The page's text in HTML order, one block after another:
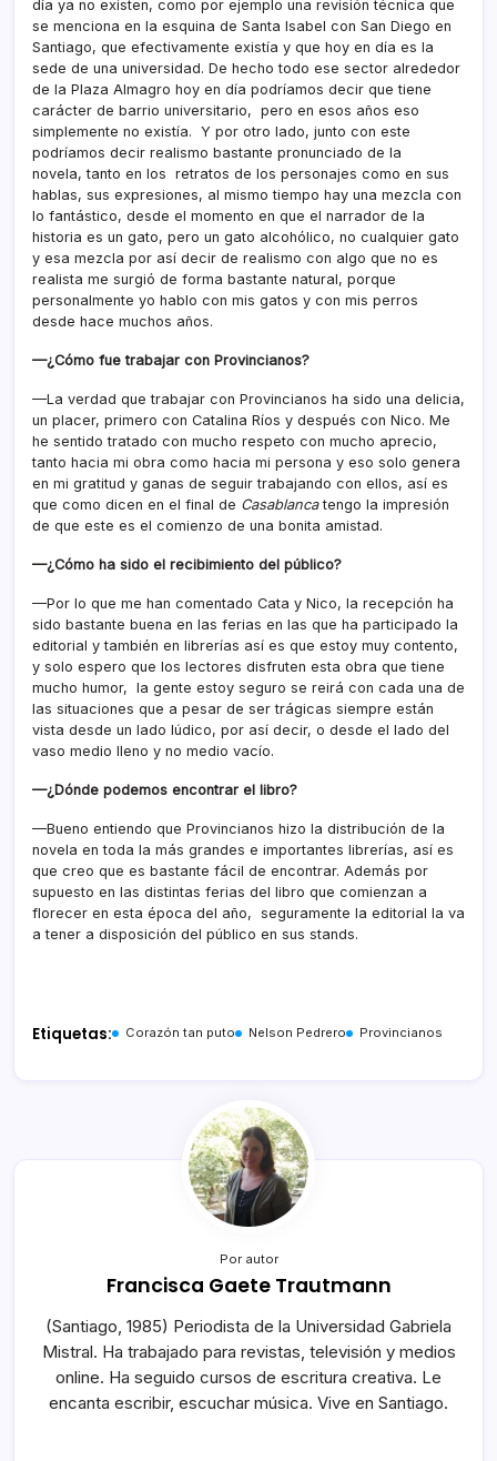
día ya no existen, como por ejemplo una revisión técnica que
se menciona en la esquina de Santa Isabel con San Diego en
Santiago, que efectivamente existía y que hoy en día es la
sede de una universidad. De hecho todo ese sector alrededor
de la Plaza Almagro hoy en día podríamos decir que tiene
carácter de barrio universitario, pero en esos años eso
simplemente no existía. Y por otro lado, junto con este
podríamos decir realismo bastante pronunciado de la
novela, tanto en los retratos de los personajes como en sus
hablas, sus expresiones, al mismo tiempo hay una mezcla con
lo fantástico, desde el momento en que el narrador de la
historia es un gato, pero un gato alcohólico, no cualquier gato
y esa mezcla por así decir de realismo con algo que no es
realista me surgió de forma bastante natural, porque
personalmente yo hablo con mis gatos y con mis perros
desde hace muchos años.
—¿Cómo fue trabajar con Provincianos?
—La verdad que trabajar con Provincianos ha sido una delicia,
un placer, primero con Catalina Ríos y después con Nico. Me
he sentido tratado con mucho respeto con mucho aprecio,
tanto hacia mi obra como hacia mi persona y eso solo genera
en mi gratitud y ganas de seguir trabajando con ellos, así es
que como dicen en el final de Casablancatengo la impresión
de que este es el comienzo de una bonita amistad.
—¿Cómo ha sido el recibimiento del público?
—Por lo que me han comentado Cata y Nico, la recepción ha
sido bastante buena en las ferias en las que ha participado la
editorial y también en librerías así es que estoy muy contento,
y solo espero que los lectores disfruten esta obra que tiene
mucho humor, la gente estoy seguro se reirá con cada una de
las situaciones que a pesar de ser trágicas siempre están
vista desde un lado lúdico, por así decir, o desde el lado del
vaso medio lleno y no medio vacío.
—¿Dónde podemos encontrar el libro?
—Bueno entiendo que Provincianos hizo la distribución de la
novela en toda la más grandes e importantes librerías, así es
que creo que es bastante fácil de encontrar. Además por
supuesto en las distintas ferias del libro que comienzan a
florecer en esta época del año, seguramente la editorial la va
a tener a disposición del público en sus stands.
Etiquetas: Corazón tan puto Nelson Pedrero Provincianos
Por autor
Francisca Gaete Trautmann
(Santiago, 1985) Periodista de la Universidad Gabriela
Mistral. Ha trabajado para revistas, televisión y medios
online. Ha seguido cursos de escritura creativa. Le
encanta escribir, escuchar música. Vive en Santiago.